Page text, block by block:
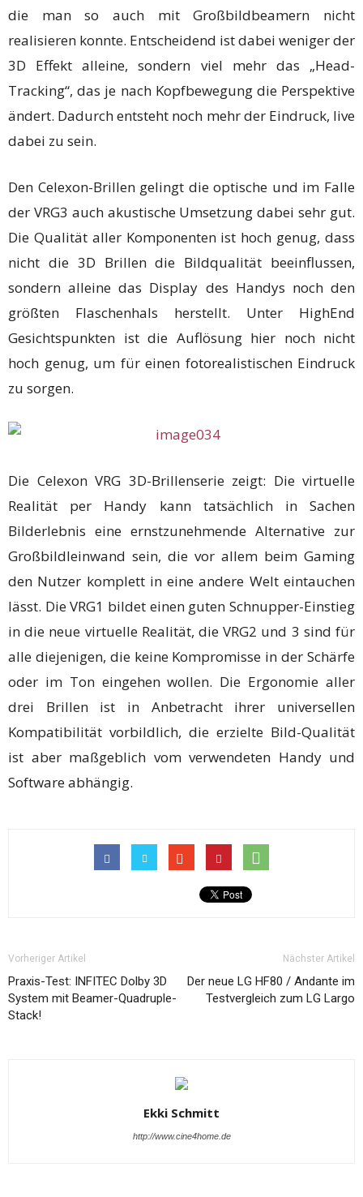
die man so auch mit Großbildbeamern nicht
realisieren konnte. Entscheidend ist dabei weniger der
3D Effekt alleine, sondern viel mehr das „Head-
Tracking“, das je nach Kopfbewegung die Perspektive
ändert. Dadurch entsteht noch mehr der Eindruck, live
dabei zu sein.
Den Celexon-Brillen gelingt die optische und im Falle
der VRG3 auch akustische Umsetzung dabei sehr gut.
Die Qualität aller Komponenten ist hoch genug, dass
nicht die 3D Brillen die Bildqualität beeinflussen,
sondern alleine das Display des Handys noch den
größten Flaschenhals herstellt. Unter HighEnd
Gesichtspunkten ist die Auflösung hier noch nicht
hoch genug, um für einen fotorealistischen Eindruck
zu sorgen.
Die Celexon VRG 3D-Brillenserie zeigt: Die virtuelle
Realität per Handy kann tatsächlich in Sachen
Bilderlebnis eine ernstzunehmende Alternative zur
Großbildleinwand sein, die vor allem beim Gaming
den Nutzer komplett in eine andere Welt eintauchen
lässt. Die VRG1 bildet einen guten Schnupper-Einstieg
in die neue virtuelle Realität, die VRG2 und 3 sind für
alle diejenigen, die keine Kompromisse in der Schärfe
oder im Ton eingehen wollen. Die Ergonomie aller
drei Brillen ist in Anbetracht ihrer universellen
Kompatibilität vorbildlich, die erzielte Bild-Qualität
ist aber maßgeblich vom verwendeten Handy und
Software abhängig.
Vorheriger Artikel
Praxis-Test: INFITEC Dolby 3D
System mit Beamer-Quadruple-
Stack!
Nächster Artikel
Der neue LG HF80 / Andante im
Testvergleich zum LG Largo
Ekki Schmitt
http://www.cine4home.de